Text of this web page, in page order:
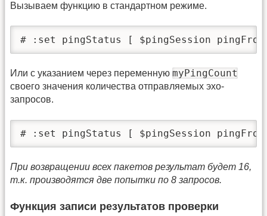
Вызываем функцию в стандартном режиме.
# :set pingStatus [ $pingSession
Или с указанием через переменную myPingCount
своего значения количества отправляемых эхо-
запросов.
# :set pingStatus [ $pingSession
При возвращении всех пакетов результат будет 16,
т.к. производятся две попытки по 8 запросов.
Функция записи результатов проверки